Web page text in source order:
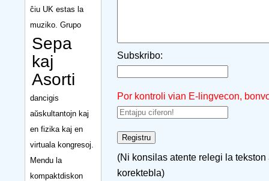
ĉiu UK estas la
muziko. Grupo
Sepa
kaj
Asorti
dancigis
aŭskultantojn kaj
en fizika kaj en
virtuala kongresoj.
Mendu la
kompaktdiskon
Subskribo:
Por kontroli vian E-lingvecon,
(Ni konsilas atente relegi la
korektebla)